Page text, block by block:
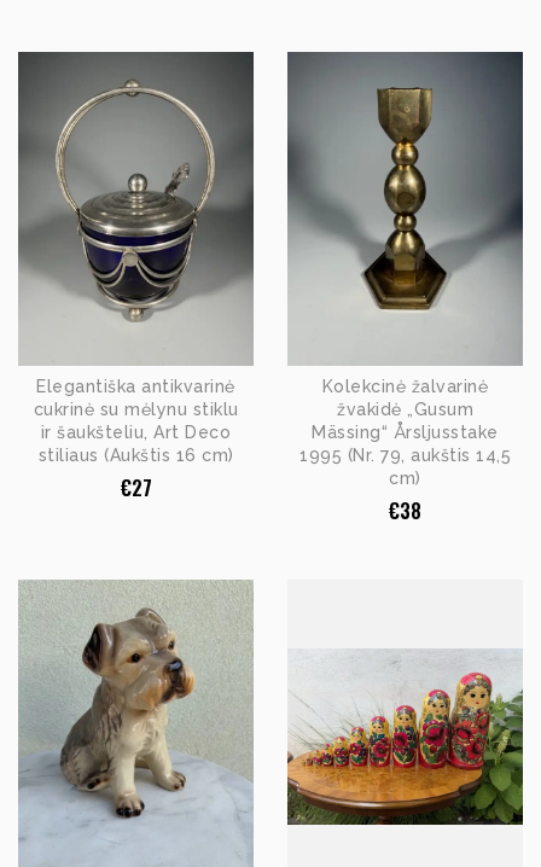
Elegantiška antikvarinė
cukrinė su mėlynu stiklu
ir šaukšteliu, Art Deco
stiliaus (Aukštis 16 cm)
€27
Kolekcinė žalvarinė
žvakidė „Gusum
Mässing“ Årsljusstake
1995 (Nr. 79, aukštis 14,5
cm)
€38